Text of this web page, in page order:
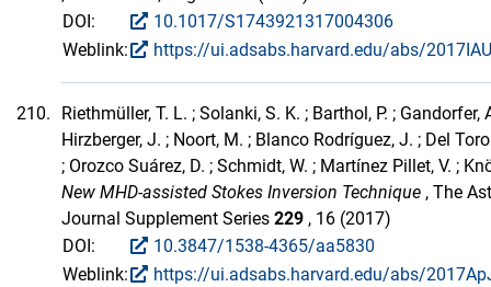
DOI:
10.1017/S1743921317004306
Weblink:
https://ui.adsabs.harvard.edu/abs/
210.
Riethmüller, T. L. ; Solanki, S. K. ; Barthol, P. ; Gandorfer,
Hirzberger, J. ; Noort, M. ; Blanco Rodríguez, J. ; Del
; Orozco Suárez, D. ; Schmidt, W. ; Martínez Pillet, V. ;
New MHD-assisted Stokes Inversion Technique , The
Journal Supplement Series 229 , 16 (2017)
DOI:
10.3847/1538-4365/aa5830
Weblink:
https://ui.adsabs.harvard.edu/abs/